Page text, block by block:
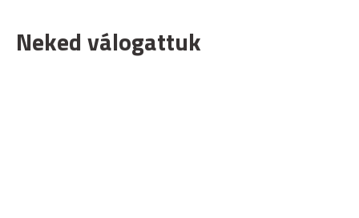
Neked válogattuk